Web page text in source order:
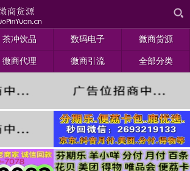
茶冲饮品 数码电子 微商货源
微商代理 微商引流 全部分类